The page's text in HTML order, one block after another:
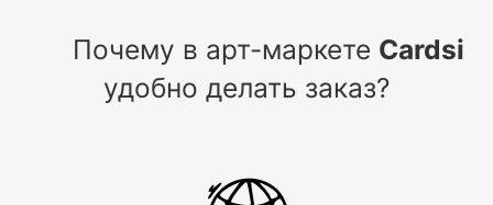
Почему в арт-маркете Cardsi
удобно делать заказ?